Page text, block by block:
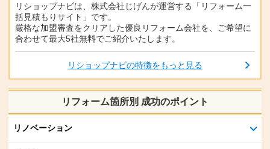
リショップナビは、株式会社じげんが運営する「リフォーム一
括見積もりサイト」です。
厳格な加盟審査をクリアした優良リフォーム会社を、ご希望に
合わせて最大5社無料でご紹介いたします。
リショップナビの特徴をもっと見る
リフォーム箇所別 成功のポイント
リノベーション